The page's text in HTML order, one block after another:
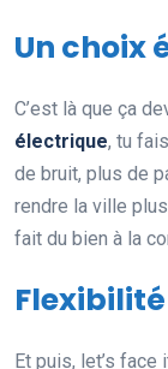
Un choix
C’est là que ça
électrique, tu
de bruit, plus de
rendre la ville
fait du bien à la
Et puis, let’s